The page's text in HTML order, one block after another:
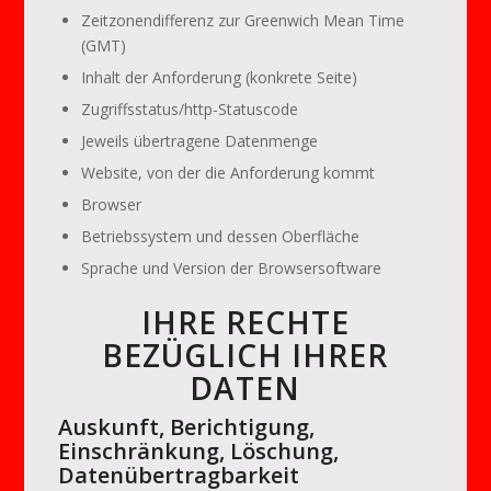
Zeitzonendifferenz zur Greenwich Mean Time
(GMT)
Inhalt der Anforderung (konkrete Seite)
Zugriffsstatus/http-Statuscode
Jeweils übertragene Datenmenge
Website, von der die Anforderung kommt
Browser
Betriebssystem und dessen Oberfläche
Sprache und Version der Browsersoftware
IHRE RECHTE
BEZÜGLICH IHRER
DATEN
Auskunft, Berichtigung,
Einschränkung, Löschung,
Datenübertragbarkeit